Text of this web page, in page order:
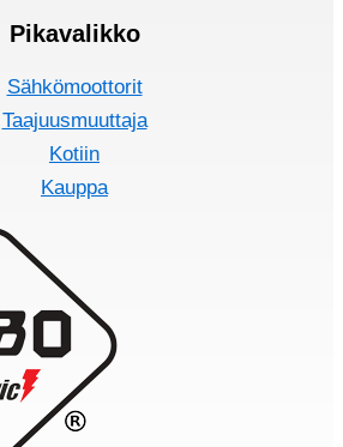
Pikavalikko
Sähkömoottorit
Taajuusmuuttaja
Kotiin
Kauppa